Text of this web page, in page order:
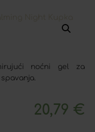
noćni gel za
20,79 €